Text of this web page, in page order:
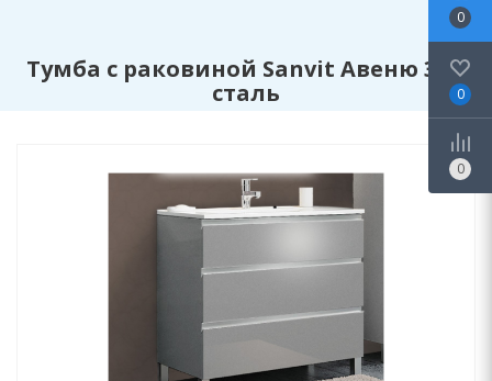
Тумба с раковиной Sanvit Авеню 3 80
сталь
0
0
0